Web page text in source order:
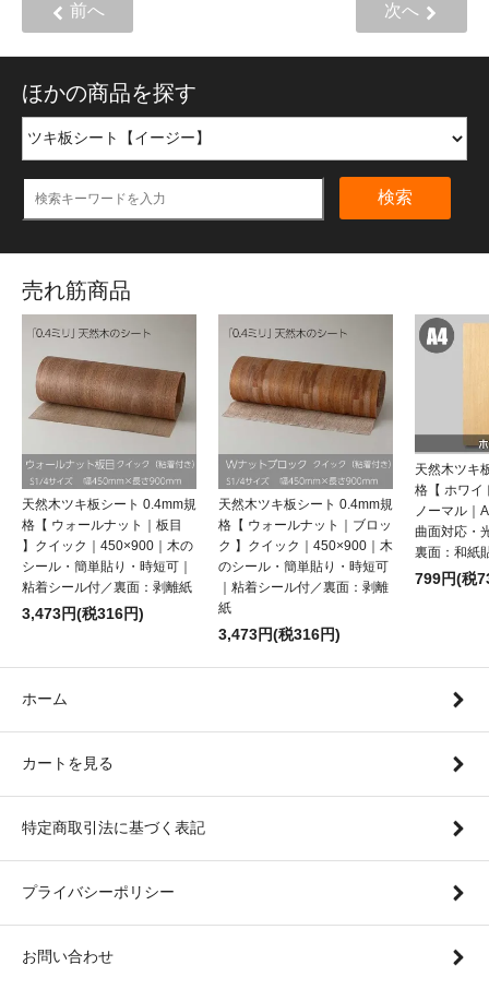
前へ 次へ
ほかの商品を探す
検索
売れ筋商品
天然木ツキ板シート 0.4mm規
格【 ウォールナット｜板目
】クイック｜450×900｜木の
シール・簡単貼り・時短可｜
粘着シール付／裏面：剥離紙
3,473円(税316円)
天然木ツキ板シート 0.4mm規
格【 ウォールナット｜ブロッ
ク 】クイック｜450×900｜木
のシール・簡単貼り・時短可
｜粘着シール付／裏面：剥離
紙
3,473円(税316円)
天然木ツキ
格【 ホワイ
ノーマル｜
曲面対応・
裏面：和紙
799円(税
ホーム
カートを見る
特定商取引法に基づく表記
プライバシーポリシー
お問い合わせ